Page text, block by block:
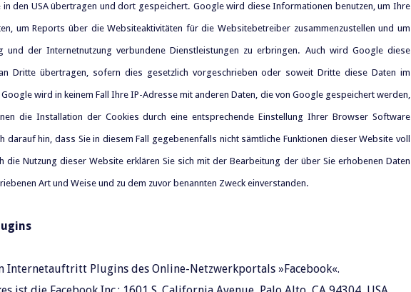
in den USA übertragen und dort gespeichert. Google wird diese Informationen benutzen, um Ihre
um Reports über die Websiteaktivitäten für die Websitebetreiber zusammenzustellen und um
und der Internetnutzung verbundene Dienstleistungen zu erbringen. Auch wird Google diese
Dritte übertragen, sofern dies gesetzlich vorgeschrieben oder soweit Dritte diese Daten im
wird in keinem Fall Ihre IP-Adresse mit anderen Daten, die von Google gespeichert werden,
die Installation der Cookies durch eine entsprechende Einstellung Ihrer Browser Software
darauf hin, dass Sie in diesem Fall gegebenenfalls nicht sämtliche Funktionen dieser Website voll
die Nutzung dieser Website erklären Sie sich mit der Bearbeitung der über Sie erhobenen Daten
Art und Weise und zu dem zuvor benannten Zweck einverstanden.
Internetauftritt Plugins des Online-Netzwerkportals »Facebook«.